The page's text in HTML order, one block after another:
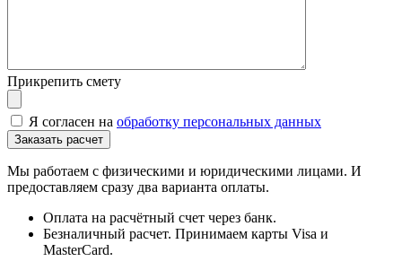
Прикрепить смету
Я согласен на обработку персональных данных
Мы работаем с физическими и юридическими лицами. И
предоставляем сразу два варианта оплаты.
Оплата на расчётный счет через банк.
Безналичный расчет. Принимаем карты Visa и
MasterCard.